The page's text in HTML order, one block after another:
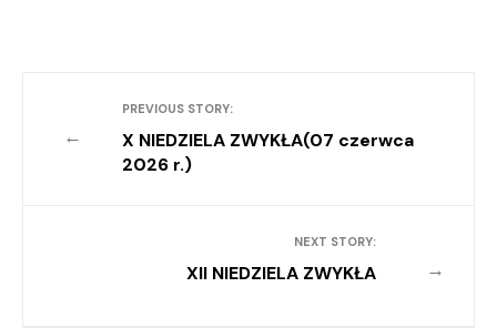
←
PREVIOUS STORY:
X NIEDZIELA ZWYKŁA(07 czerwca
2026 r.)
→
NEXT STORY:
XII NIEDZIELA ZWYKŁA